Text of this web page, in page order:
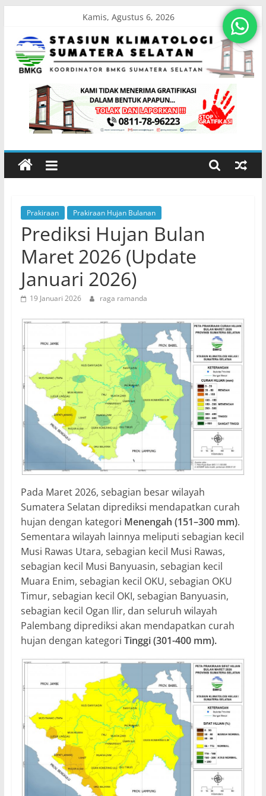
content
Kamis, Agustus 6, 2026
Stasiun
Klimatologi
Sumatera
Koordinator
BMKG
Sumatera
Selatan
Prakiraan Prakiraan Hujan Bulanan
Prediksi Hujan Bulan
Maret 2026 (Update
Januari 2026)
19 Januari 2026 raga ramanda
Pada Maret 2026, sebagian besar wilayah
Sumatera Selatan diprediksi mendapatkan curah
hujan dengan kategori Menengah (151–300 mm).
Sementara wilayah lainnya meliputi sebagian kecil
Musi Rawas Utara, sebagian kecil Musi Rawas,
sebagian kecil Musi Banyuasin, sebagian kecil
Muara Enim, sebagian kecil OKU, sebagian OKU
Timur, sebagian kecil OKI, sebagian Banyuasin,
sebagian kecil Ogan Ilir, dan seluruh wilayah
Palembang diprediksi akan mendapatkan curah
hujan dengan kategori Tinggi (301-400 mm).